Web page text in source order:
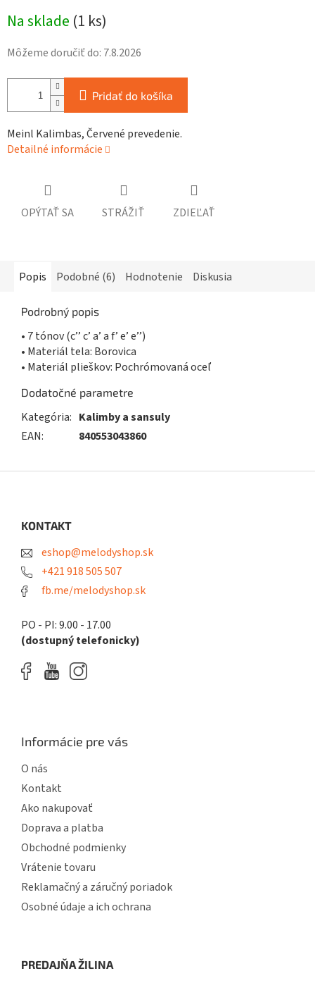
cena:
Na sklade (1 ks)
Môžeme doručiť do: 7.8.2026
Pridať do košíka
Meinl Kalimbas, Červené prevedenie.
Detailné informácie
OPÝTAŤ SA STRÁŽIŤ ZDIEĽAŤ
Popis Podobné (6) Hodnotenie Diskusia
Podrobný popis
• 7 tónov (c’’ c’ a’ a f’ e’ e’’)
• Materiál tela: Borovica
• Materiál plieškov: Pochrómovaná oceľ
Dodatočné parametre
Kategória: Kalimby a sansuly
EAN: 840553043860
KONTAKT
eshop@melodyshop.sk
+421 918 505 507
fb.me/melodyshop.sk
PO - PI: 9.00 - 17.00
(dostupný telefonicky)
Informácie pre vás
O nás
Kontakt
Ako nakupovať
Doprava a platba
Obchodné podmienky
Vrátenie tovaru
Reklamačný a záručný poriadok
Osobné údaje a ich ochrana
PREDAJŇA ŽILINA